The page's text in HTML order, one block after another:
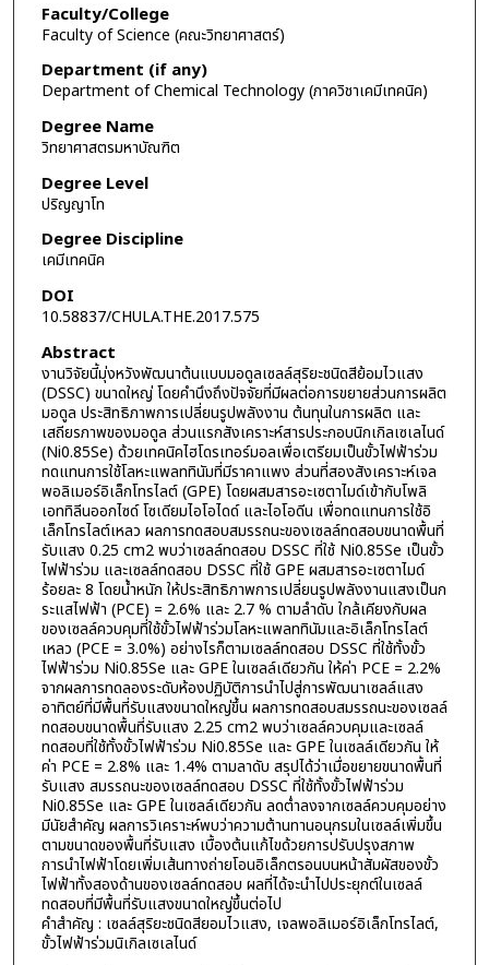
Faculty/College
Faculty of Science (คณะวิทยาศาสตร์)
Department (if any)
Department of Chemical Technology (ภาควิชาเคมีเทคนิค)
Degree Name
วิทยาศาสตรมหาบัณฑิต
Degree Level
ปริญญาโท
Degree Discipline
เคมีเทคนิค
DOI
10.58837/CHULA.THE.2017.575
Abstract
งานวิจัยนี้มุ่งหวังพัฒนาต้นแบบมอดูลเซลล์สุริยะชนิดสีย้อมไวแสง
(DSSC) ขนาดใหญ่ โดยคำนึงถึงปัจจัยที่มีผลต่อการขยายส่วนการผลิต
มอดูล ประสิทธิภาพการเปลี่ยนรูปพลังงาน ต้นทุนในการผลิต และ
เสถียรภาพของมอดูล ส่วนแรกสังเคราะห์สารประกอบนิกเกิลเซเลไนด์
(Ni0.85Se) ด้วยเทคนิคไฮโดรเทอร์มอลเพื่อเตรียมเป็นขั้วไฟฟ้าร่วม
ทดแทนการใช้โลหะแพลททินัมที่มีราคาแพง ส่วนที่สองสังเคราะห์เจล
พอลิเมอร์อิเล็กโทรไลต์ (GPE) โดยผสมสารอะเซตาไมด์เข้ากับโพลิ
เอททิลีนออกไซด์ โซเดียมไอโอไดด์ และไอโอดีน เพื่อทดแทนการใช้อิ
เล็กโทรไลต์เหลว ผลการทดสอบสมรรถนะของเซลล์ทดสอบขนาดพื้นที่
รับแสง 0.25 cm2 พบว่าเซลล์ทดสอบ DSSC ที่ใช้ Ni0.85Se เป็นขั้ว
ไฟฟ้าร่วม และเซลล์ทดสอบ DSSC ที่ใช้ GPE ผสมสารอะเซตาไมด์
ร้อยละ 8 โดยนํ้าหนัก ให้ประสิทธิภาพการเปลี่ยนรูปพลังงานแสงเป็นก
ระแสไฟฟ้า (PCE) = 2.6% และ 2.7 % ตามลำดับ ใกล้เคียงกับผล
ของเซลล์ควบคุมที่ใช้ขั้วไฟฟ้าร่วมโลหะแพลททินัมและอิเล็กโทรไลต์
เหลว (PCE = 3.0%) อย่างไรก็ตามเซลล์ทดสอบ DSSC ที่ใช้ทั้งขั้ว
ไฟฟ้าร่วม Ni0.85Se และ GPE ในเซลล์เดียวกัน ให้ค่า PCE = 2.2%
จากผลการทดลองระดับห้องปฏิบัติการนำไปสู่การพัฒนาเซลล์แสง
อาทิตย์ที่มีพื้นที่รับแสงขนาดใหญ่ขึ้น ผลการทดสอบสมรรถนะของเซลล์
ทดสอบขนาดพื้นที่รับแสง 2.25 cm2 พบว่าเซลล์ควบคุมและเซลล์
ทดสอบที่ใช้ทั้งขั้วไฟฟ้าร่วม Ni0.85Se และ GPE ในเซลล์เดียวกัน ให้
ค่า PCE = 2.8% และ 1.4% ตามลาดับ สรุปได้ว่าเมื่อขยายขนาดพื้นที่
รับแสง สมรรถนะของเซลล์ทดสอบ DSSC ที่ใช้ทั้งขั้วไฟฟ้าร่วม
Ni0.85Se และ GPE ในเซลล์เดียวกัน ลดตํ่าลงจากเซลล์ควบคุมอย่าง
มีนัยสำคัญ ผลการวิเคราะห์พบว่าความต้านทานอนุกรมในเซลล์เพิ่มขึ้น
ตามขนาดของพื้นที่รับแสง เบื้องต้นแก้ไขด้วยการปรับปรุงสภาพ
การนำไฟฟ้าโดยเพิ่มเส้นทางถ่ายโอนอิเล็กตรอนบนหน้าสัมผัสของขั้ว
ไฟฟ้าทั้งสองด้านของเซลล์ทดสอบ ผลที่ได้จะนำไปประยุกต์ในเซลล์
ทดสอบที่มีพื้นที่รับแสงขนาดใหญ่ขึ้นต่อไป
คำสำคัญ : เซลล์สุริยะชนิดสียอมไวแสง, เจลพอลิเมอร์อิเล็กโทรไลต์,
ขั้วไฟฟ้าร่วมนิเกิลเซเลไนด์